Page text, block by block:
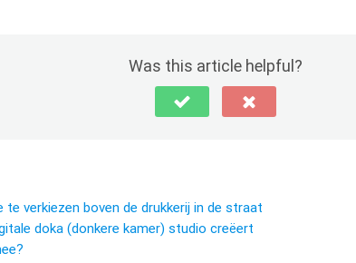
Was this article helpful?
verkiezen boven de drukkerij in de straat
doka (donkere kamer) studio creëert